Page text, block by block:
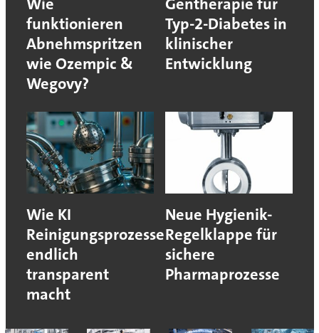
funktionieren
Abnehmspritzen
wie Ozempic &
Wegovy?
Typ-2-Diabetes in
klinischer
Entwicklung
Wie KI
Reinigungsprozesse
endlich
transparent
macht
Neue Hygienik-
Regelklappe für
sichere
Pharmaprozesse